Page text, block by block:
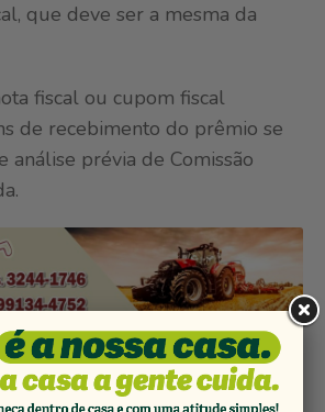
que deve ser a mesma da
fiscal ou cupom fiscal
de recebimento do prêmio se
análise prévia de Comissão